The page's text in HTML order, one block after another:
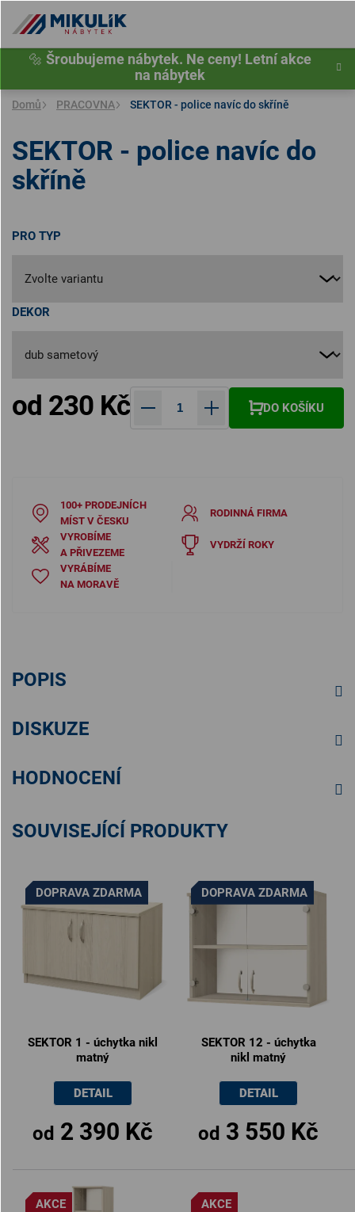
obsah
🔩 Šroubujeme nábytek. Ne ceny! Letní akce
na nábytek
Domů PRACOVNA SEKTOR - police navíc do skříně
PRO TYP
DEKOR
od 230 Kč DO KOŠÍKU
SEKTOR - police navíc do
skříně
100+ PRODEJNÍCH
MÍST V ČESKU
RODINNÁ FIRMA
VYROBÍME
A PŘIVEZEME
VYDRŽÍ ROKY
VYRÁBÍME
NA MORAVĚ
POPIS
DISKUZE
HODNOCENÍ
SOUVISEJÍCÍ PRODUKTY
DOPRAVA ZDARMA
SEKTOR 1 - úchytka nikl
matný
od 2 390 Kč
DETAIL
DOPRAVA ZDARMA
SEKTOR 12 - úchytka
nikl matný
od 3 550 Kč
DETAIL
AKCE AKCE